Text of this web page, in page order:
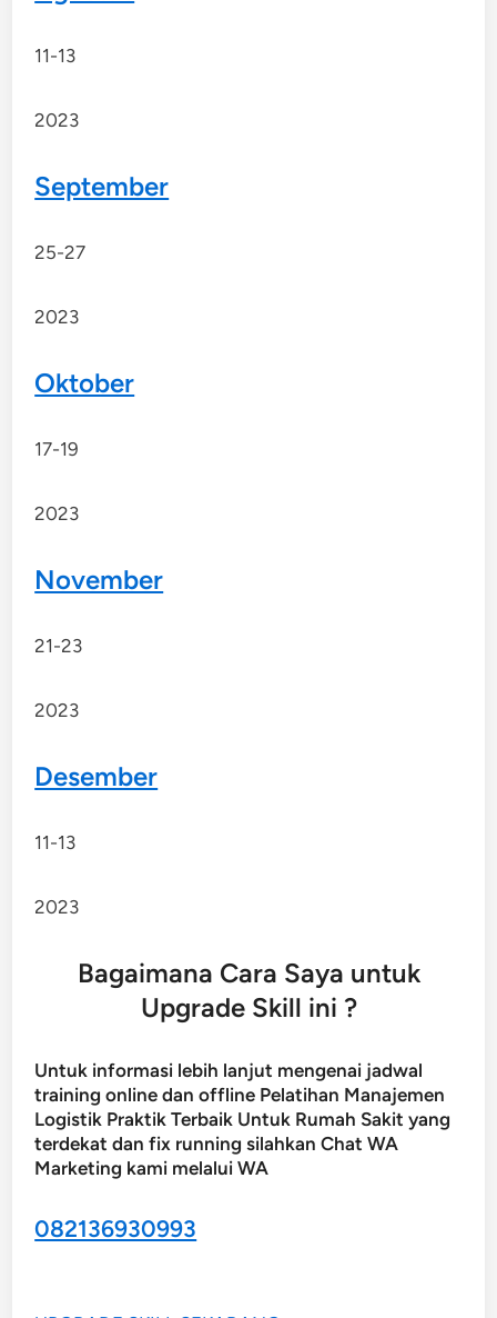
11-13
2023
September
25-27
2023
Oktober
17-19
2023
November
21-23
2023
Desember
11-13
2023
Bagaimana Cara Saya untuk
Upgrade Skill ini ?
Untuk informasi lebih lanjut mengenai jadwal
training online dan offline Pelatihan Manajemen
Logistik Praktik Terbaik Untuk Rumah Sakit yang
terdekat dan fix running silahkan Chat WA
Marketing kami melalui WA
082136930993